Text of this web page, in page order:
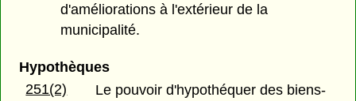
d'améliorations à l'extérieur de la
municipalité.
Hypothèques
251(2)
Le pouvoir d'hypothéquer des biens-